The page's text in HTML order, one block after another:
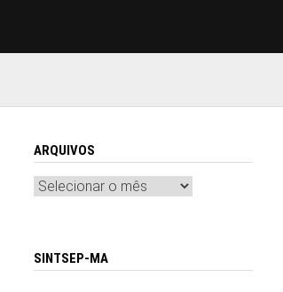
ARQUIVOS
Arquivos
SINTSEP-MA